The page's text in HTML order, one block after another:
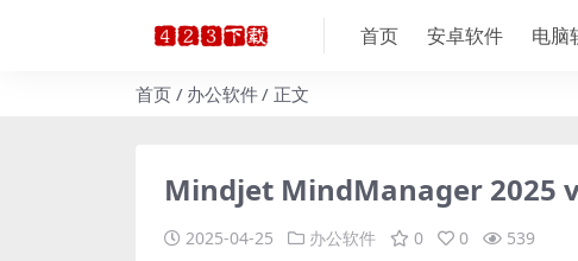
首页 安卓软件 电脑
首页 办公软件 正文
Mindjet MindManager 2025
2025-04-25 办公软件 0 0 539